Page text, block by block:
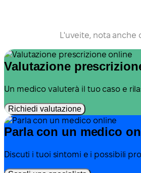
L'uveite, nota
Valutazione
Un medico valuterà il tuo caso e
Richiedi valutazione
Parla con un medico
Discuti i tuoi sintomi e i possibili